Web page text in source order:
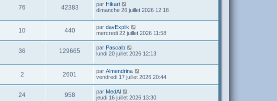
76 42383 par Hikari
dimanche 26 juillet 2026 12:18
10 440 par davExplik
mercredi 22 juillet 2026 11:58
36 129665 par Pascalb
lundi 20 juillet 2026 12:13
2 2601 par Almendrina
vendredi 17 juillet 2026 20:44
24 958 par MedAl
jeudi 16 juillet 2026 13:30